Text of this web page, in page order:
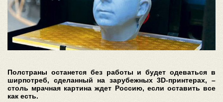
Полстраны останется без работы и будет одеваться в
ширпотреб, сделанный на зарубежных 3D-принтерах, –
столь мрачная картина ждет Россию, если оставить все
как есть.